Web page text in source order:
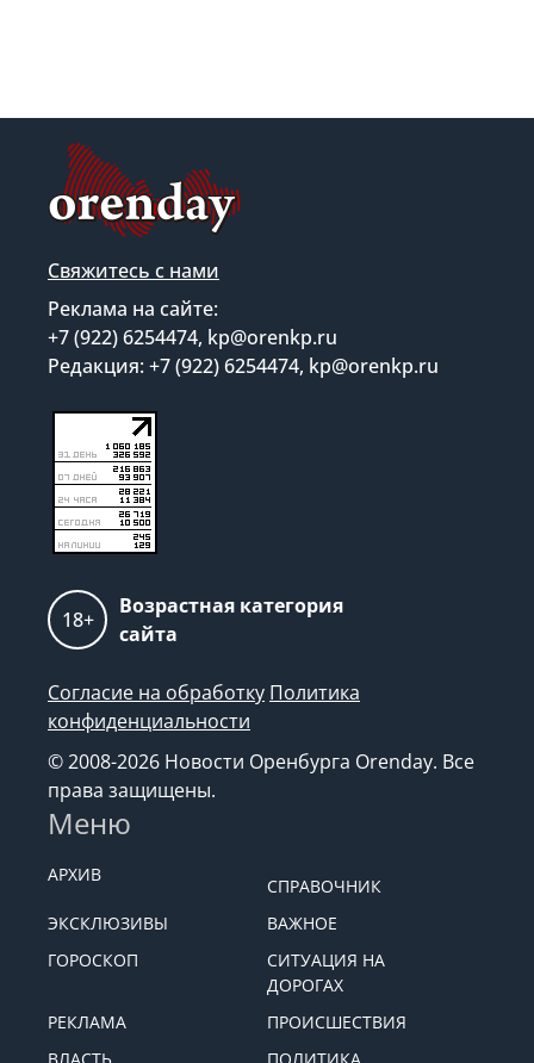
Свяжитесь с нами
Реклама на сайте:
+7 (922) 6254474, kp@orenkp.ru
Редакция: +7 (922) 6254474, kp@orenkp.ru
18+
Возрастная категория
сайта
Согласие на обработку Политика
конфиденциальности
© 2008-2026 Новости Оренбурга Orenday. Все
права защищены.
Меню
АРХИВ
СПРАВОЧНИК
ЭКСКЛЮЗИВЫ
ВАЖНОЕ
ГОРОСКОП
СИТУАЦИЯ НА
ДОРОГАХ
РЕКЛАМА
ПРОИСШЕСТВИЯ